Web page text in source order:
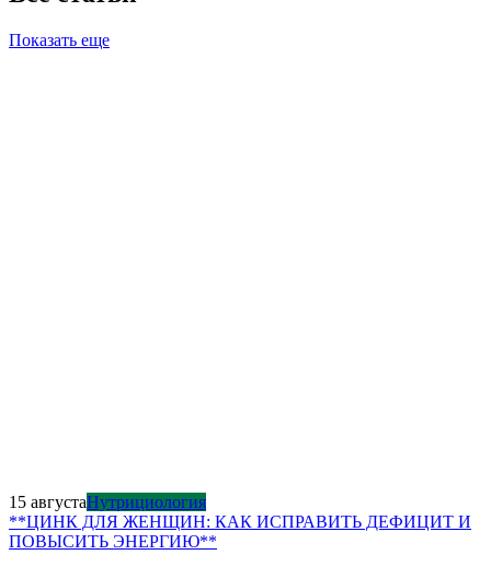
Показать еще
15 августаНутрициология
**ЦИНК ДЛЯ ЖЕНЩИН: КАК ИСПРАВИТЬ ДЕФИЦИТ И
ПОВЫСИТЬ ЭНЕРГИЮ**